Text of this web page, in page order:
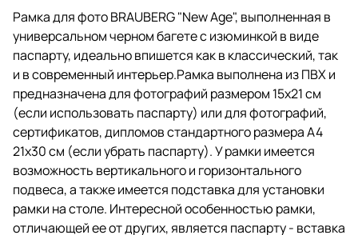
дипломов стандартного
размера A4 21х30 см (если
убрать паспарту). У рамки
имеется возможность
вертикального и
горизонтального подвеса, а
также имеется подставка для
установки рамки на столе.
Интересной особенностью
рамки, отличающей ее от других,
является паспарту - вставка из
плотного белого картона,
которая создает нейтральную
зону между рамкой и
изображением, и за счет этого
Рамка для фото BRAUBERG "New Age", выполненная в
универсальном черном багете с изюминкой в виде
паспарту, идеально впишется как в классический, так
и в современный интерьер.Рамка выполнена из ПВХ и
предназначена для фотографий размером 15х21 см
(если использовать паспарту) или для фотографий,
сертификатов, дипломов стандартного размера A4
21х30 см (если убрать паспарту). У рамки имеется
возможность вертикального и горизонтального
подвеса, а также имеется подставка для установки
рамки на столе. Интересной особенностью рамки,
отличающей ее от других, является паспарту - вставка